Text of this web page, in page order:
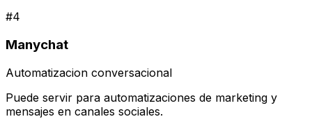
#4
Manychat
Automatizacion conversacional
Puede servir para automatizaciones de marketing y
mensajes en canales sociales.